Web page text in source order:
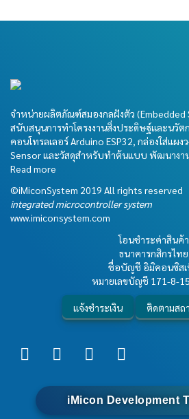
จำหน่ายผลิตภัณฑ์สมองกลฝังตัว (Embedded
สนับสนุนการทำโครงงานสิ่งประดิษฐ์และนวัต
คอนโทรลเลอร์ Arduino ESP32, กล่องใส่แผ
Sensor และวัสดุสำหรับทำต้นแบบ พัฒนางาน
Read more
©iMiconSystem 2019 All rights reserved
integrated microcontroller system
www.imiconsystem.com
โอนชำระค่าสินค้า
ธนาคารกสิกรไทย
ชื่อบัญชี อิมิคอนซิสเ
หมายเลขบัญชี 171-8-
แจ้งชำระเงิน ติดตามสถ
iMicon Development